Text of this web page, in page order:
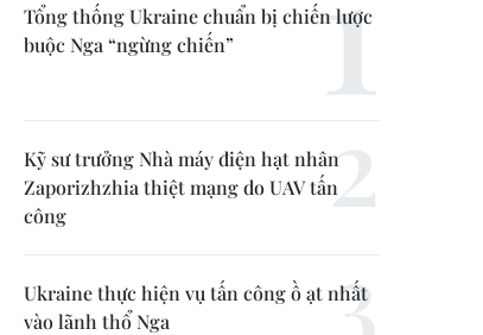
Tổng thống Ukraine chuẩn bị chiến lược
buộc Nga “ngừng chiến”
Kỹ sư trưởng Nhà máy điện hạt nhân
Zaporizhzhia thiệt mạng do UAV tấn
công
Ukraine thực hiện vụ tấn công ồ ạt nhất
vào lãnh thổ Nga